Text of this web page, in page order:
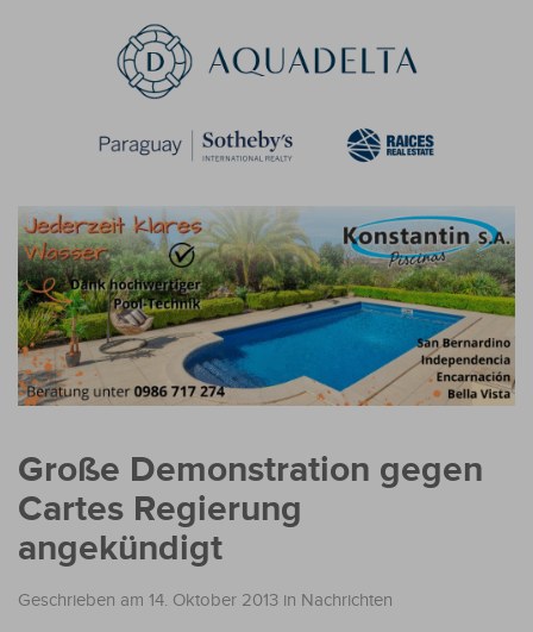
Große Demonstration gegen
Cartes Regierung
angekündigt
Geschrieben am 14. Oktober 2013 in Nachrichten